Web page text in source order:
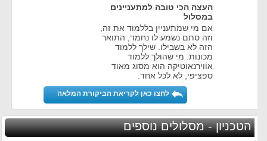
העצה הכי טובה למתעניינים
במסלול
אם מי שמתעניין בללמוד את זה,
וזה סתם נשמע לו נחמד, התואר
הזה לא בשבילו. שילך ללמוד
מכונות. מי שהולך ללמוד
אווירנאוטיקה הוא מסוג מאוד
ספציפי, לא לכל אחד.
לחצו כאן לקריאת הביקורת המלאה
הטכניון - מסלולים נוספים